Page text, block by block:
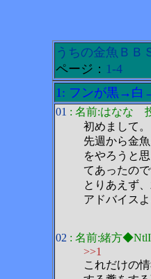
うちの金魚ＢＢ
ページ： 1-4
1: フンが黒→白
01 : 名前:はなな
初めまして。
先週から金
をやろうと
てあったの
とりあえず
アドバイス
02 : 名前:緒方
>>1
これだけの